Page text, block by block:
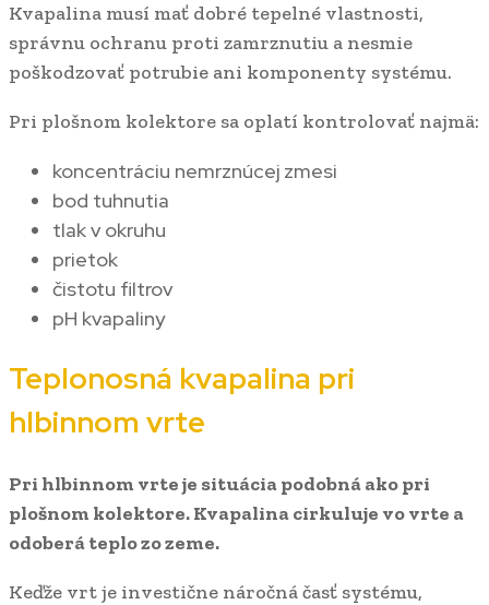
Kvapalina musí mať dobré tepelné vlastnosti,
správnu ochranu proti zamrznutiu a nesmie
poškodzovať potrubie ani komponenty systému.
Pri plošnom kolektore sa oplatí kontrolovať najmä:
koncentráciu nemrznúcej zmesi
bod tuhnutia
tlak v okruhu
prietok
čistotu filtrov
pH kvapaliny
Teplonosná kvapalina pri
hlbinnom vrte
Pri hlbinnom vrte je situácia podobná ako pri
plošnom kolektore. Kvapalina cirkuluje vo vrte a
odoberá teplo zo zeme.
Keďže vrt je investične náročná časť systému,